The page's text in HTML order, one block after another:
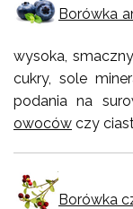
Borówka
wysoka,
cukry, sole
podania na
owoców czy
Borówka